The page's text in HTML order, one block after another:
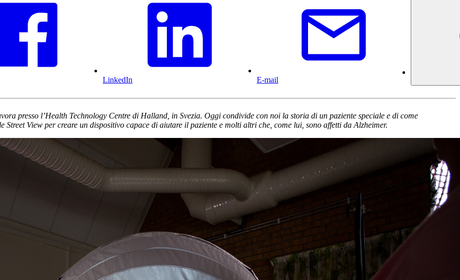
LinkedIn E-mail
presso l’Health Technology Centre di Halland, in Svezia. Oggi condivide con noi la storia di un paziente speciale e di come
View per creare un dispositivo capace di aiutare il paziente e molti altri che, come lui, sono affetti da Alzheimer.